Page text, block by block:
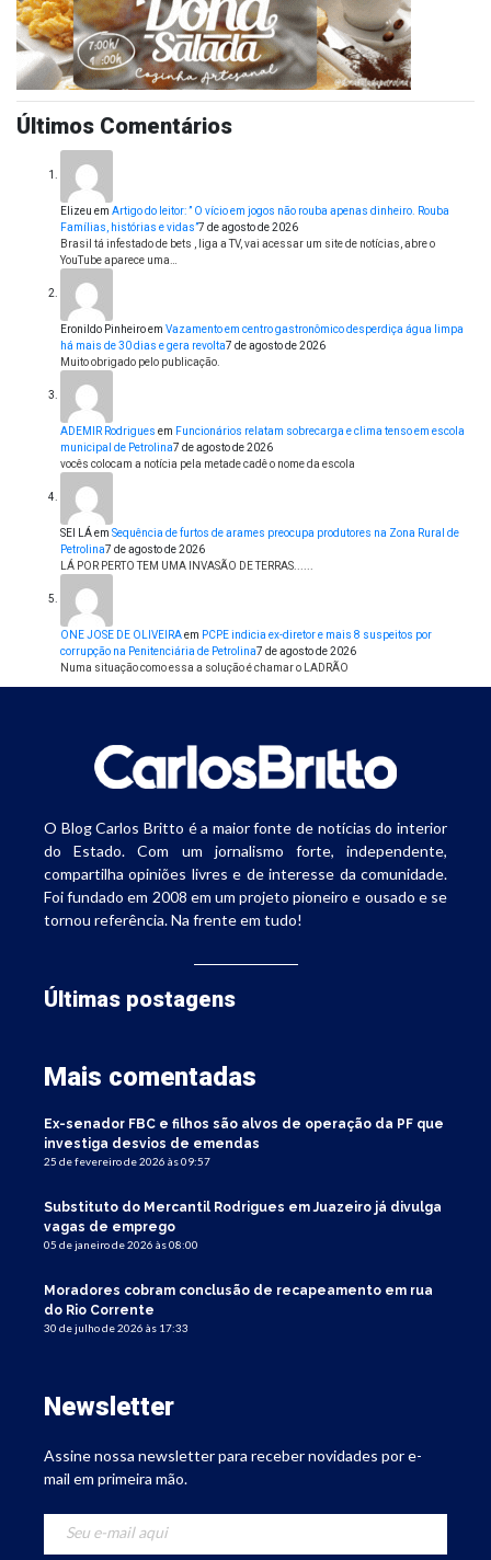
Últimos Comentários
Elizeu em Artigo do leitor: ” O vício em jogos não rouba apenas dinheiro. Rouba
Famílias, histórias e vidas”7 de agosto de 2026
Brasil tá infestado de bets , liga a TV, vai acessar um site de notícias, abre o
YouTube aparece uma…
Eronildo Pinheiroem Vazamento em centro gastronômico desperdiça água limpa
há mais de 30 dias e gera revolta7 de agosto de 2026
Muito obrigado pelo publicação.
ADEMIR Rodrigues em Funcionários relatam sobrecarga e clima tenso em escola
municipal de Petrolina7 de agosto de 2026
vocês colocam a notícia pela metade cadê o nome da escola
SEI LÁem Sequência de furtos de arames preocupa produtores na Zona Rural de
Petrolina7 de agosto de 2026
LÁ POR PERTO TEM UMA INVASÃO DE TERRAS......
ONE JOSE DE OLIVEIRAem PCPE indicia ex-diretor e mais 8 suspeitos por
corrupção na Penitenciária de Petrolina7 de agosto de 2026
Numa situação como essa a solução é chamar o LADRÃO
O Blog Carlos Britto é a maior fonte de notícias do interior
do Estado. Com um jornalismo forte, independente,
compartilha opiniões livres e de interesse da comunidade.
Foi fundado em 2008 em um projeto pioneiro e ousado e se
tornou referência. Na frente em tudo!
Últimas postagens
Mais comentadas
Ex-senador FBC e filhos são alvos de operação da PF que
investiga desvios de emendas
25 de fevereiro de 2026 às 09:57
Substituto do Mercantil Rodrigues em Juazeiro já divulga
vagas de emprego
05 de janeiro de 2026 às 08:00
Moradores cobram conclusão de recapeamento em rua
do Rio Corrente
30 de julho de 2026 às 17:33
Newsletter
Assine nossa newsletter para receber novidades por e-
mail em primeira mão.